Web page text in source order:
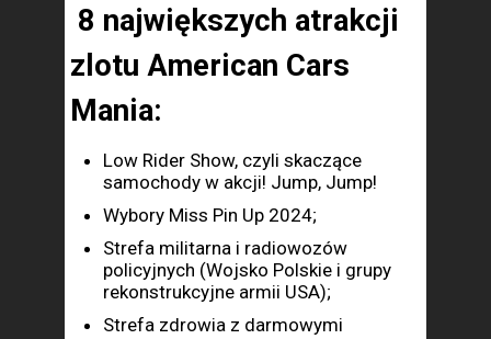
8 największych atrakcji
zlotu American Cars
Mania:
Low Rider Show, czyli skaczące
samochody w akcji! Jump, Jump!
Wybory Miss Pin Up 2024;
Strefa militarna i radiowozów
policyjnych (Wojsko Polskie i grupy
rekonstrukcyjne armii USA);
Strefa zdrowia z darmowymi